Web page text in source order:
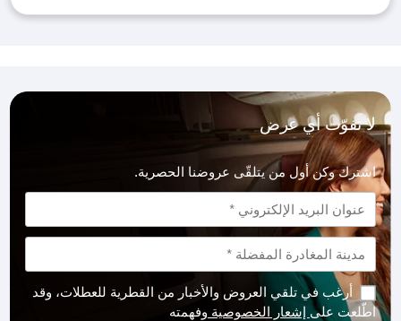
لا تفوّت أي عرض
اشترك وكن أول من يتلقّى عروضنا الحصرية.
أرغب في تلقي العروض والأخبار من القطرية للعطلات، وقد
اطّلعت على إشعار الخصوصية وفهمته